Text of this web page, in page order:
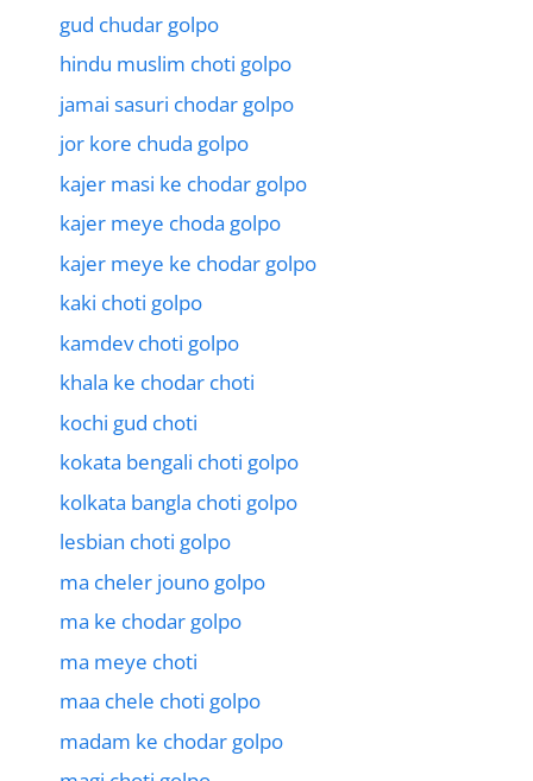
gud chudar golpo
hindu muslim choti golpo
jamai sasuri chodar golpo
jor kore chuda golpo
kajer masi ke chodar golpo
kajer meye choda golpo
kajer meye ke chodar golpo
kaki choti golpo
kamdev choti golpo
khala ke chodar choti
kochi gud choti
kokata bengali choti golpo
kolkata bangla choti golpo
lesbian choti golpo
ma cheler jouno golpo
ma ke chodar golpo
ma meye choti
maa chele choti golpo
madam ke chodar golpo